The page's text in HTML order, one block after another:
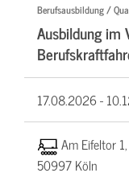
Berufsausbildung /
Ausbildung im
17.08.2026 -
Am Eifeltor 1,
50997 Köln